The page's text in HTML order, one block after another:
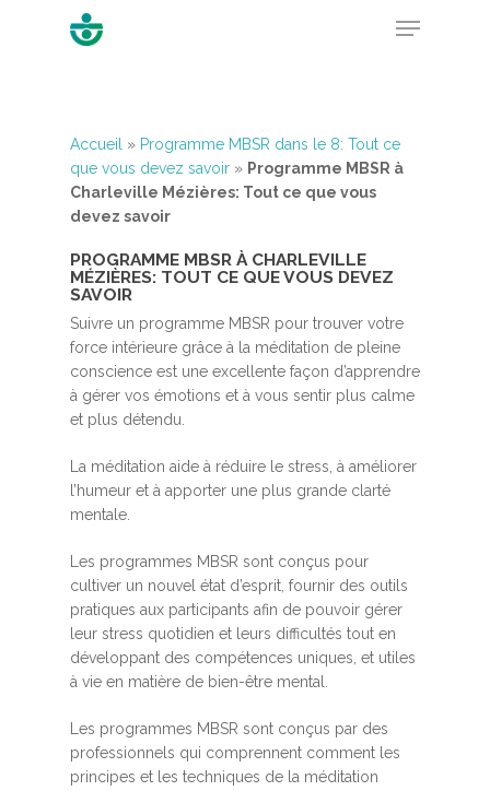
Hit enter to search or ESC to close
Accueil » Programme MBSR dans le 8: Tout ce
que vous devez savoir » Programme MBSR à
Charleville Mézières: Tout ce que vous
devez savoir
PROGRAMME MBSR À CHARLEVILLE
MÉZIÈRES: TOUT CE QUE VOUS DEVEZ
SAVOIR
Suivre un programme MBSR pour trouver votre
force intérieure grâce à la méditation de pleine
conscience est une excellente façon d’apprendre
à gérer vos émotions et à vous sentir plus calme
et plus détendu.
La méditation aide à réduire le stress, à améliorer
l’humeur et à apporter une plus grande clarté
mentale.
Les programmes MBSR sont conçus pour
cultiver un nouvel état d’esprit, fournir des outils
pratiques aux participants afin de pouvoir gérer
leur stress quotidien et leurs difficultés tout en
développant des compétences uniques, et utiles
à vie en matière de bien-être mental.
Les programmes MBSR sont conçus par des
professionnels qui comprennent comment les
principes et les techniques de la méditation